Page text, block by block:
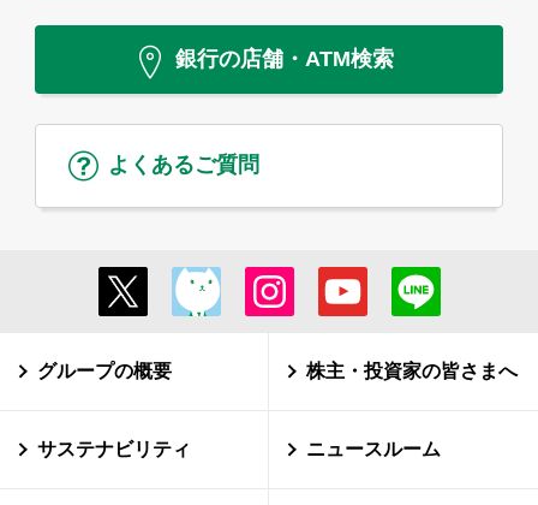
銀行の店舗・ATM検索
よくあるご質問
グループの概要 株主・投資家の皆さまへ
サステナビリティ ニュースルーム